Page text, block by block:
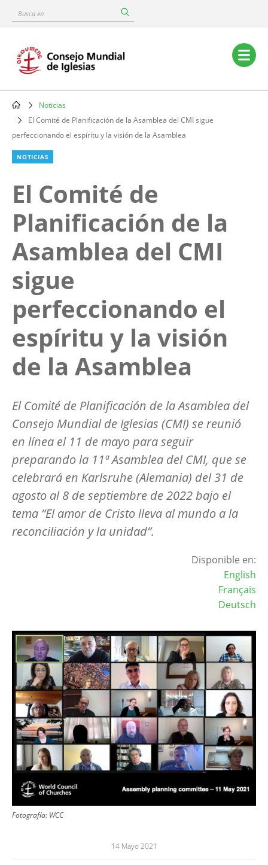
content
Busca
Main
navigation
Breadcrumb
Noticias
El Comité de Planificación de la Asamblea del CMI sigue
perfeccionando el espíritu y la visión de la Asamblea
NOTICIAS
El Comité de
Planificación de la
Asamblea del CMI
sigue
perfeccionando el
espíritu y la visión
de la Asamblea
El Comité de Planificación de la Asamblea del
Consejo Mundial de Iglesias (CMI) se reunió
en línea el 11 de mayo para seguir
preparando la 11ª Asamblea del CMI, que se
celebrará en Karlsruhe (Alemania) del 31 de
agosto al 8 de septiembre de 2022 bajo el
tema “El amor de Cristo lleva al mundo a la
reconciliación y la unidad”.
Disponible en:
English
Français
Deutsch
Image
Fotografía: WCC
14 Mayo 2021